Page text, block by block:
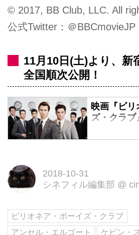
© 2017, BB Club, LLC. All
公式Twitter：＠BBCmovieJP
11月10日(土)より、新
全国順次公開！
映画『ビリ
ズ・クラブ
10日（土
1980年代ロ
れのスキャ
2018-10-31
シネフィル編集部 @
ビリオネア・ボーイズ・クラブ
アンセル・エルゴート
ケビン・